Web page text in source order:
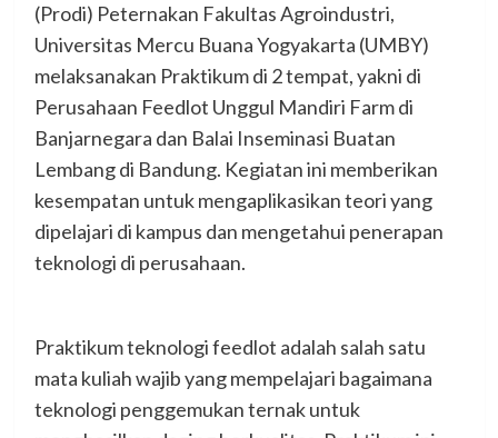
(Prodi) Peternakan Fakultas Agroindustri,
Universitas Mercu Buana Yogyakarta (UMBY)
melaksanakan Praktikum di 2 tempat, yakni di
Perusahaan Feedlot Unggul Mandiri Farm di
Banjarnegara dan Balai Inseminasi Buatan
Lembang di Bandung. Kegiatan ini memberikan
kesempatan untuk mengaplikasikan teori yang
dipelajari di kampus dan mengetahui penerapan
teknologi di perusahaan.
Praktikum teknologi feedlot adalah salah satu
mata kuliah wajib yang mempelajari bagaimana
teknologi penggemukan ternak untuk